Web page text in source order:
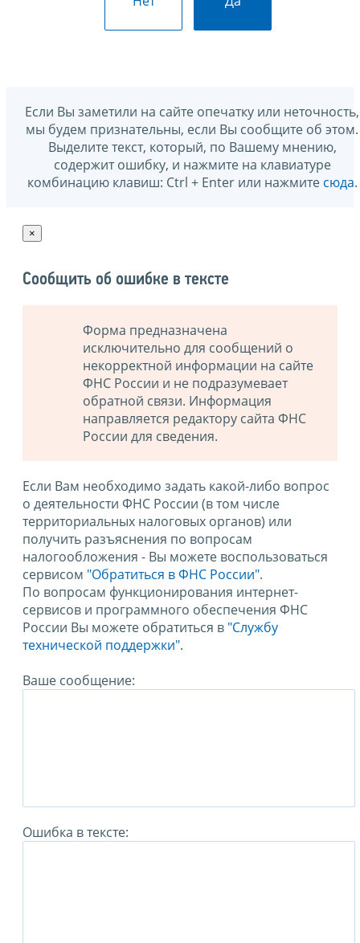
Если Вы заметили на сайте опечатку или неточность,
мы будем признательны, если Вы сообщите об этом.
Выделите текст, который, по Вашему мнению,
содержит ошибку, и нажмите на клавиатуре
комбинацию клавиш: Ctrl + Enter или нажмите сюда.
×
Сообщить об ошибке в тексте
Форма предназначена
исключительно для сообщений о
некорректной информации на сайте
ФНС России и не подразумевает
обратной связи. Информация
направляется редактору сайта ФНС
России для сведения.
Если Вам необходимо задать какой-либо вопрос
о деятельности ФНС России (в том числе
территориальных налоговых органов) или
получить разъяснения по вопросам
налогообложения - Вы можете воспользоваться
сервисом "Обратиться в ФНС России".
По вопросам функционирования интернет-
сервисов и программного обеспечения ФНС
России Вы можете обратиться в "Службу
технической поддержки".
Ваше сообщение:
Ошибка в тексте: